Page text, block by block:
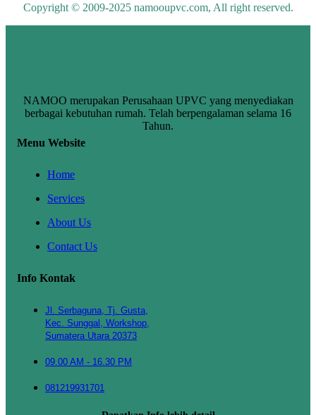
Copyright © 2009-2025 namooupvc.com, All right reserved.
NAMOO merupakan Perusahaan UPVC yang menyediakan
berbagai kebutuhan rumah. Telah berpengalaman selama 16
Tahun.
Menu Website
Home
Services
About Us
Contact Us
Info Kontak
Jl. Serbaguna, Tj. Gusta,
Kec. Sunggal, Workshop,
Sumatera Utara 20373
09.00 AM - 16.30 PM
081219931701